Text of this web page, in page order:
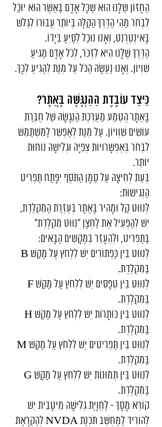
הַחָזוֹן שֶׁלָּנוּ הוּא שֶׁכָּל אָדָם בַּאֲשֶׁר הוּא יוּכַל
לִבְחֹר מַהִי הַדֶּרֶךְ הַקַּלָּה בְּיוֹתֵר עֲבוּרוֹ לִגְלֹשׁ
בָּאִינְטֶרְנֵט, וְאָנוּ נוּכַל לְסַיֵּעַ בְּיָדוֹ.
הַדֶּרֶךְ שֶׁלָּנוּ הִיא לִזְכֹּר, לְכֹל אָדָם מַגִּיעַ
שִׁוְיוֹן. וְאָנוּ נַעֲשָׂה הַכֹּל עַל מְנַת לְהַגִּיעַ לְכָךְ.
כֵּיצַד עוֹבֶדֶת הַהַנְגָּשָׁה בָּאֲתָר?
בָּאֲתָר הֻטְמַע מַעֲרֶכֶת הַנְגָשָׂהּ שֶׁל חֶבְרַת
עוֹשִׂים שִׁוְויוֹן. עַל מְנַת לְאַפְשֵׁר לַמִּשְׁתַּמֵּשׁ
לִבְחֹר בְּאֶפְשָׁרוּיוֹת צְפִיָּה וּגְלִישָׁה נוֹחוּת
יוֹתֵר.
בְּעֵת לְחִיצָה עַל סַמָּן הַתֹּסֶף יִפָּתַח תַּפְרִיט
הַנְּגִישׁוּת:
לְנִוּוּט קַל וּמָהִיר בָּאֲתָר בְּעֶזְרַת הַמִּקְלֶדֶת,
יֵשׁ לְהַפְעִיל אֶת לַחְצָן "נִוּוּט מִקְלֶדֶת"
בַּתַּפְרִיט, וּלְהֵעָזֵר בְּמַקָּשִׁים הַבָּאִים:
לְנִוּוּט בֵּין כַּפְתּוֹרִים יֵשׁ לִלְחֹץ עַל מַקַּשׁ B
בַּמִּקְלֶדֶת.
לְנִוּוּט בֵּין טְפָסִים יֵשׁ לִלְחֹץ עַל מַקַּשׁ F
בַּמִּקְלֶדֶת.
לְנִוּוּט בֵּין כּוֹתָרוֹת יֵשׁ לִלְחֹץ עַל מַקַּשׁ H
בַּמִּקְלֶדֶת.
לְנִוּוּט בֵּין תַּפְרִיטִים יֵשׁ לִלְחֹץ עַל מַקַּשׁ M
בַּמִּקְלֶדֶת.
לְנִוּוּט בֵּין תְּמוּנוֹת יֵשׁ לִלְחֹץ עַל מַקַּשׁ G
בַּמִּקְלֶדֶת.
קוֹרֵא מָסָךְ - לַחֲוָיַת גְּלִישָׁה מֵיטָבִית יֵשׁ
לְהוֹרִיד לַמַּחְשֵׁב תֹּכְנַת NVDA לְהַקְרָאַת